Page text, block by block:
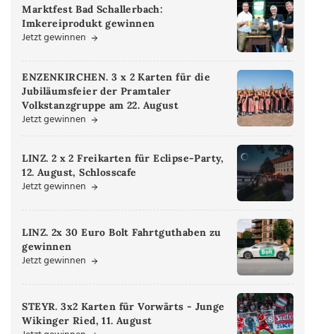
Marktfest Bad Schallerbach:
Imkereiprodukt gewinnen
Jetzt gewinnen
ENZENKIRCHEN. 3 x 2 Karten für die
Jubiläumsfeier der Pramtaler
Volkstanzgruppe am 22. August
Jetzt gewinnen
LINZ. 2 x 2 Freikarten für Eclipse-Party,
12. August, Schlosscafe
Jetzt gewinnen
LINZ. 2x 30 Euro Bolt Fahrtguthaben zu
gewinnen
Jetzt gewinnen
STEYR. 3x2 Karten für Vorwärts - Junge
Wikinger Ried, 11. August